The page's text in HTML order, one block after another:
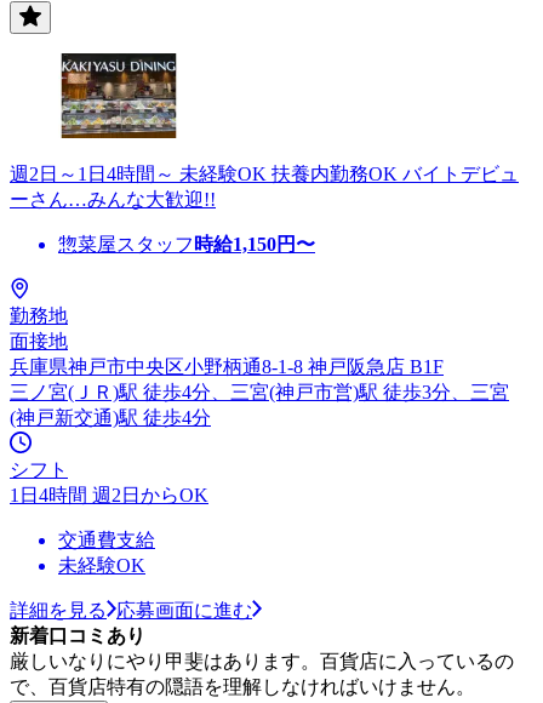
週2日～1日4時間～ 未経験OK 扶養内勤務OK バイトデビュ
ーさん…みんな大歓迎!!
惣菜屋スタッフ 時給1,150円〜
勤務地
面接地
兵庫県神戸市中央区小野柄通8-1-8 神戸阪急店 B1F
三ノ宮(ＪＲ)駅 徒歩4分、三宮(神戸市営)駅 徒歩3分、三宮
(神戸新交通)駅 徒歩4分
シフト
1日4時間 週2日からOK
交通費支給
未経験OK
詳細を見る
応募画面に進む
新着口コミあり
厳しいなりにやり甲斐はあります。百貨店に入っているの
で、百貨店特有の隠語を理解しなければいけません。